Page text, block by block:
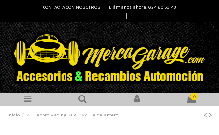
CONTACTA CON NOSOTROS
Llámanos ahora: 624 60 53 43
0
Inicio KIT Fedoro Racing SEAT 124 Eje delantero